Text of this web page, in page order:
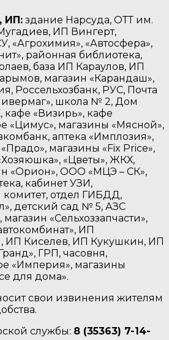
ИП: здание Нарсуда, ОТТ им.
ИП Вингерт,
«Агрохимия», «Автосфера»,
районная библиотека,
база ИП Караулов, ИП
магазин «Карандаш»,
Россельхозбанк, РУС, Почта
школа № 2, Дом
кафе «Визирь», кафе
«Цимус», магазины «Мясной»,
аптека «Имплозия»,
магазины «Fix Price»,
«Цветы», ЖКХ,
«Орион», ООО «МЦЭ – СК»,
кабинет УЗИ,
отдел ГИБДД,
детский сад № 5, АЗС
«Сельхоззапчасти»,
ИП
ИП Киселев, ИП Кукушкин, ИП
ГРП, часовня,
«Империя», магазины
для дома».
свои извинения жителям
службы: 8 (35363) 7-14-